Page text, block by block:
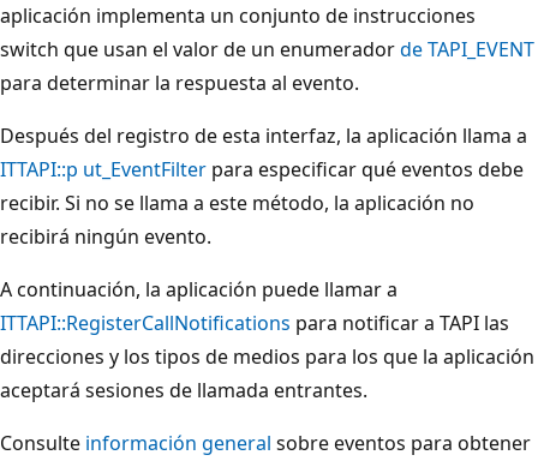
aplicación implementa un conjunto de instrucciones
switch que usan el valor de un enumeradorde TAPI_EVENT
para determinar la respuesta al evento.
Después del registro de esta interfaz, la aplicación llama a
ITTAPI::p ut_EventFilter para especificar qué eventos debe
recibir. Si no se llama a este método, la aplicación no
recibirá ningún evento.
A continuación, la aplicación puede llamar a
ITTAPI::RegisterCallNotifications para notificar a TAPI las
direcciones y los tipos de medios para los que la aplicación
aceptará sesiones de llamada entrantes.
Consulte información general sobre eventos para obtener